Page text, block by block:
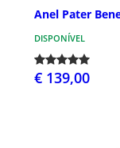
Anel Pater
DISPONÍVEL
€ 139,00